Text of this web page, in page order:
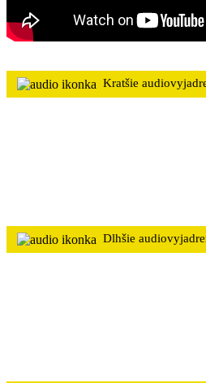
Kratšie
Dlhšie